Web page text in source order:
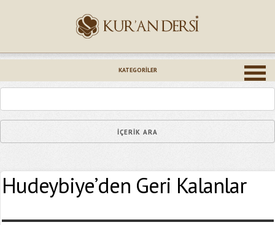
KATEGORILER
Hudeybiye’den Geri Kalanlar
Epostanız (*)
Yaşadığınız Hatanın Ayrıntıları